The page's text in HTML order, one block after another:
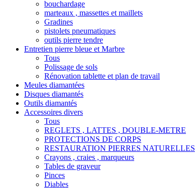
bouchardage
marteaux , massettes et maillets
Gradines
pistolets pneumatiques
outils pierre tendre
Entretien pierre bleue et Marbre
Tous
Polissage de sols
Rénovation tablette et plan de travail
Meules diamantées
Disques diamantés
Outils diamantés
Accessoires divers
Tous
REGLETS , LATTES , DOUBLE-METRE
PROTECTIONS DE CORPS
RESTAURATION PIERRES NATURELLES
Crayons , craies , marqueurs
Tables de graveur
Pinces
Diables